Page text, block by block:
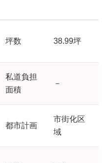
坪数 38.99坪
私道負担
面積
－
都市計画
市街化区
域